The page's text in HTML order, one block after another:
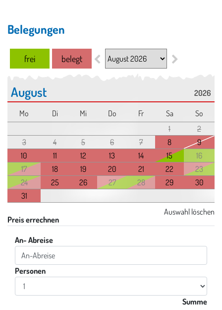
Belegungen
frei belegt Monats auswahl
August 2026
Mo Di Mi Do Fr Sa
So
1
2
3
4 5 6 7 8
9
10
11 12 13 14 15
16
17
18 19 20 21 22
23
24
25 26 27 28 29
30
31
Auswahl löschen
Preis errechnen
An- Abreise
Personen
Eingabe Personen
Summe